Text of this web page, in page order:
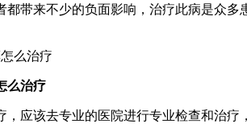
带来不少的负面影响，治疗此病是众
么治疗
应该去专业的医院进行专业检查和治